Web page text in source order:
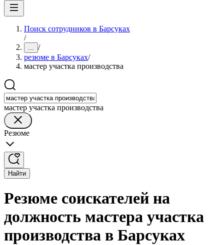
Поиск сотрудников в Барсуках
/
... /
резюме в Барсуках/
мастер участка производства
мастер участка производства
Резюме
Найти
Резюме соискателей на
должность мастера участка
производства в Барсуках